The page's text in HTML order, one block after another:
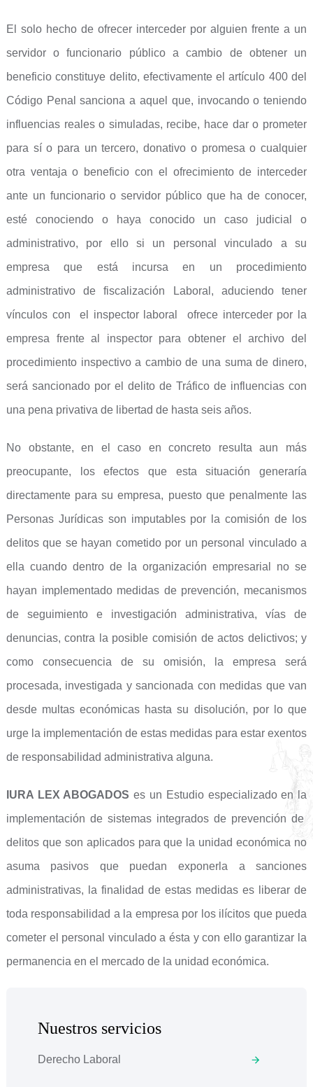
El solo hecho de ofrecer interceder por alguien frente a un
servidor o funcionario público a cambio de obtener un
beneficio constituye delito, efectivamente el artículo 400 del
Código Penal sanciona a aquel que, invocando o teniendo
influencias reales o simuladas, recibe, hace dar o prometer
para sí o para un tercero, donativo o promesa o cualquier
otra ventaja o beneficio con el ofrecimiento de interceder
ante un funcionario o servidor público que ha de conocer,
esté conociendo o haya conocido un caso judicial o
administrativo, por ello si un personal vinculado a su
empresa que está incursa en un procedimiento
administrativo de fiscalización Laboral, aduciendo tener
vínculos con el inspector laboral ofrece interceder por la
empresa frente al inspector para obtener el archivo del
procedimiento inspectivo a cambio de una suma de dinero,
será sancionado por el delito de Tráfico de influencias con
una pena privativa de libertad de hasta seis años.
No obstante, en el caso en concreto resulta aun más
preocupante, los efectos que esta situación generaría
directamente para su empresa, puesto que penalmente las
Personas Jurídicas son imputables por la comisión de los
delitos que se hayan cometido por un personal vinculado a
ella cuando dentro de la organización empresarial no se
hayan implementado medidas de prevención, mecanismos
de seguimiento e investigación administrativa, vías de
denuncias, contra la posible comisión de actos delictivos; y
como consecuencia de su omisión, la empresa será
procesada, investigada y sancionada con medidas que van
desde multas económicas hasta su disolución, por lo que
urge la implementación de estas medidas para estar exentos
de responsabilidad administrativa alguna.
IURA LEX ABOGADOS es un Estudio especializado en la
implementación de sistemas integrados de prevención de
delitos que son aplicados para que la unidad económica no
asuma pasivos que puedan exponerla a sanciones
administrativas, la finalidad de estas medidas es liberar de
toda responsabilidad a la empresa por los ilícitos que pueda
cometer el personal vinculado a ésta y con ello garantizar la
permanencia en el mercado de la unidad económica.
Nuestros servicios
Derecho Laboral